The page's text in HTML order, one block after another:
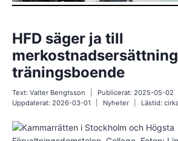
HFD säger ja till
träningsboende
Text: Valter Bengtsson Publicerat: 2025-05-02
Uppdaterat: 2026-03-01 Nyheter Lästid: